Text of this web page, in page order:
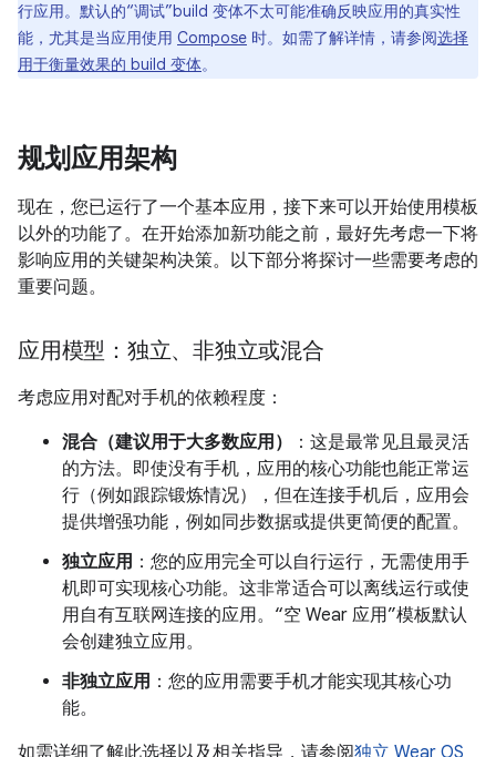
行应用。默认的“调试”build 变体不太可能准确反映应用的真实性
能，尤其是当应用使用 Compose 时。如需了解详情，请参阅选择
用于衡量效果的 build 变体。
规划应用架构
现在，您已运行了一个基本应用，接下来可以开始使用模板
以外的功能了。在开始添加新功能之前，最好先考虑一下将
影响应用的关键架构决策。以下部分将探讨一些需要考虑的
重要问题。
应用模型：独立、非独立或混合
考虑应用对配对手机的依赖程度：
混合（建议用于大多数应用）
：这是最常见且最灵活
的方法。即使没有手机，应用的核心功能也能正常运
行（例如跟踪锻炼情况），但在连接手机后，应用会
提供增强功能，例如同步数据或提供更简便的配置。
独立应用 ：您的应用完全可以自行运行，无需使用手
机即可实现核心功能。这非常适合可以离线运行或使
用自有互联网连接的应用。“空 Wear 应用”模板默认
会创建独立应用。
非独立应用 ：您的应用需要手机才能实现其核心功
能。
如需详细了解此选择以及相关指导，请参阅独立 Wear OS